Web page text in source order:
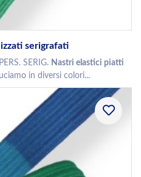
serigrafati
SERIG. Nastri elastici piatti
in diversi colori...